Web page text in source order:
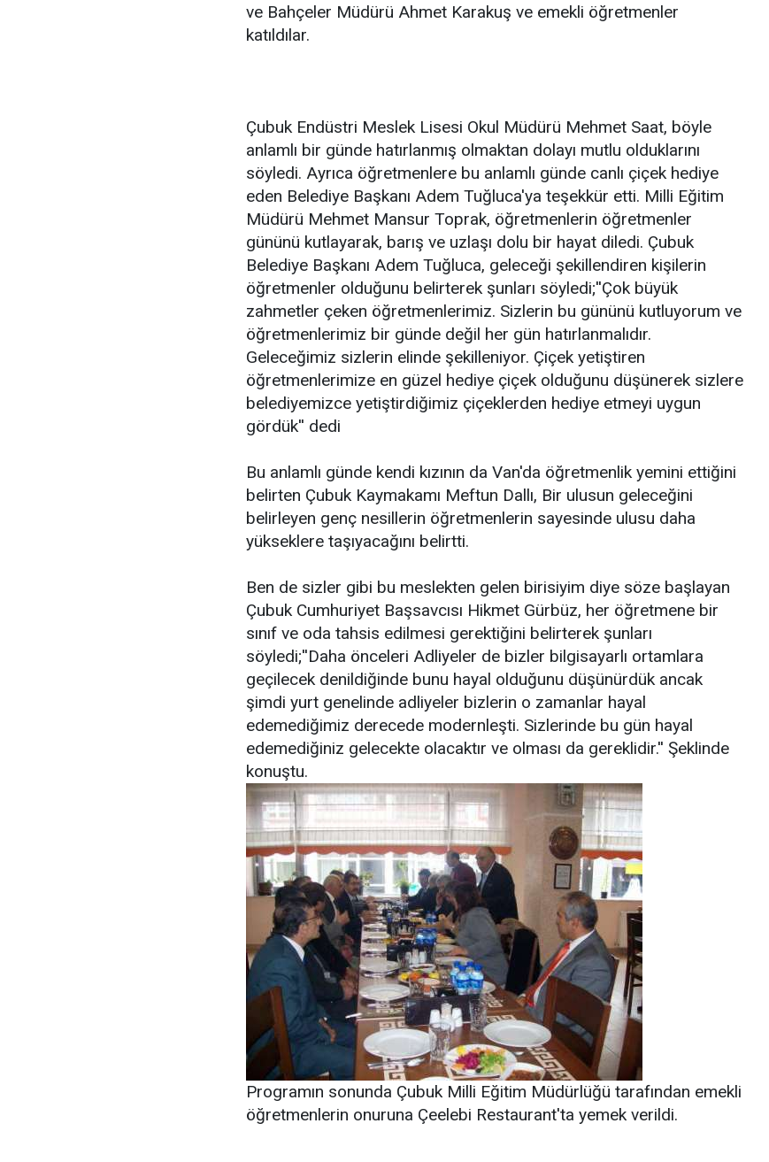
ve Bahçeler Müdürü Ahmet Karakuş ve emekli öğretmenler
katıldılar.
Çubuk Endüstri Meslek Lisesi Okul Müdürü Mehmet Saat, böyle
anlamlı bir günde hatırlanmış olmaktan dolayı mutlu olduklarını
söyledi. Ayrıca öğretmenlere bu anlamlı günde canlı çiçek hediye
eden Belediye Başkanı Adem Tuğluca'ya teşekkür etti. Milli Eğitim
Müdürü Mehmet Mansur Toprak, öğretmenlerin öğretmenler
gününü kutlayarak, barış ve uzlaşı dolu bir hayat diledi. Çubuk
Belediye Başkanı Adem Tuğluca, geleceği şekillendiren kişilerin
öğretmenler olduğunu belirterek şunları söyledi;''Çok büyük
zahmetler çeken öğretmenlerimiz. Sizlerin bu gününü kutluyorum ve
öğretmenlerimiz bir günde değil her gün hatırlanmalıdır.
Geleceğimiz sizlerin elinde şekilleniyor. Çiçek yetiştiren
öğretmenlerimize en güzel hediye çiçek olduğunu düşünerek sizlere
belediyemizce yetiştirdiğimiz çiçeklerden hediye etmeyi uygun
gördük'' dedi
Bu anlamlı günde kendi kızının da Van'da öğretmenlik yemini ettiğini
belirten Çubuk Kaymakamı Meftun Dallı, Bir ulusun geleceğini
belirleyen genç nesillerin öğretmenlerin sayesinde ulusu daha
yükseklere taşıyacağını belirtti.
Ben de sizler gibi bu meslekten gelen birisiyim diye söze başlayan
Çubuk Cumhuriyet Başsavcısı Hikmet Gürbüz, her öğretmene bir
sınıf ve oda tahsis edilmesi gerektiğini belirterek şunları
söyledi;''Daha önceleri Adliyeler de bizler bilgisayarlı ortamlara
geçilecek denildiğinde bunu hayal olduğunu düşünürdük ancak
şimdi yurt genelinde adliyeler bizlerin o zamanlar hayal
edemediğimiz derecede modernleşti. Sizlerinde bu gün hayal
edemediğiniz gelecekte olacaktır ve olması da gereklidir.'' Şeklinde
konuştu.
Programın sonunda Çubuk Milli Eğitim Müdürlüğü tarafından emekli
öğretmenlerin onuruna Çeelebi Restaurant'ta yemek verildi.